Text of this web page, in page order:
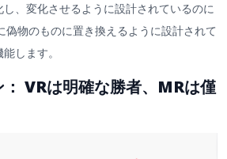
、変化させるように設計されているのに
偽物のものに置き換えるように設計されて
します。
VRは明確な勝者、MRは僅